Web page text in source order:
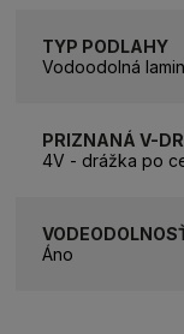
TYP PODLAHY
Vodoodolná
PRIZNANÁ V-
4V - drážka po
Áno